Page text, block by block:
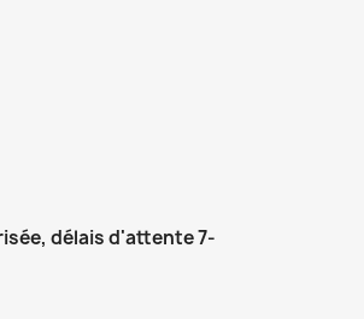
délais d'attente 7-